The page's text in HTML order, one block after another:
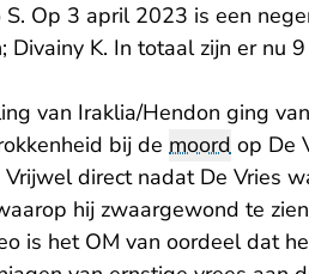
Op 3 april 2023 is een
Divainy K. In totaal zijn er nu
van Iraklia/Hendon ging
bij de moord op De
direct nadat De Vries
hij zwaargewond te
is het OM van oordeel dat